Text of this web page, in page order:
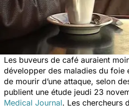
Les buveurs de café auraient
développer des maladies du foie
de mourir d’une attaque, selon
publient une étude jeudi 23
Medical Journal. Les chercheurs